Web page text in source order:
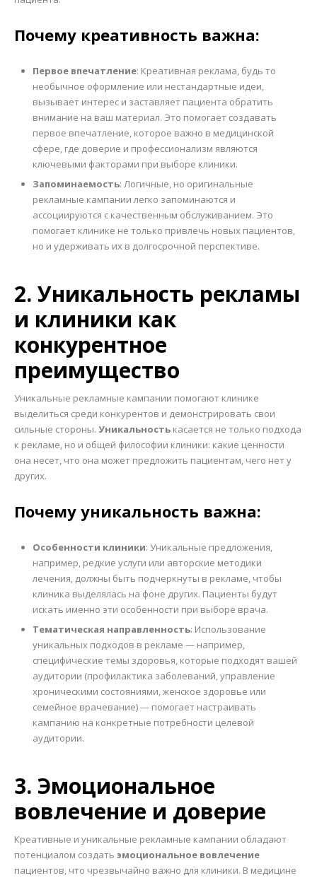
Почему креативность важна:
Первое впечатление: Креативная реклама, будь то
необычное оформление или нестандартные идеи,
вызывает интерес и заставляет пациента обратить
внимание на ваш материал. Это помогает создавать
первое впечатление, которое важно в медицинской
сфере, где доверие и профессионализм являются
ключевыми факторами при выборе клиники.
Запоминаемость: Логичные, но оригинальные
рекламные кампании легко запоминаются и
ассоциируются с качественным обслуживанием. Это
помогает клинике не только привлечь новых пациентов,
но и удерживать их в долгосрочной перспективе.
2. Уникальность рекламы
и клиники как
конкурентное
преимущество
Уникальные рекламные кампании помогают клинике
выделиться среди конкурентов и демонстрировать свои
сильные стороны. Уникальность касается не только подхода
к рекламе, но и общей философии клиники: какие ценности
она несет, что она может предложить пациентам, чего нет у
других.
Почему уникальность важна:
Особенности клиники: Уникальные предложения,
например, редкие услуги или авторские методики
лечения, должны быть подчеркнуты в рекламе, чтобы
клиника выделялась на фоне других. Пациенты будут
искать именно эти особенности при выборе врача.
Тематическая направленность: Использование
уникальных подходов в рекламе — например,
специфические темы здоровья, которые подходят вашей
аудитории (профилактика заболеваний, управление
хроническими состояниями, женское здоровье или
семейное врачевание) — помогает настраивать
кампанию на конкретные потребности целевой
аудитории.
3. Эмоциональное
вовлечение и доверие
Креативные и уникальные рекламные кампании обладают
потенциалом создать эмоциональное вовлечение
пациентов, что чрезвычайно важно для клиники. В медицине